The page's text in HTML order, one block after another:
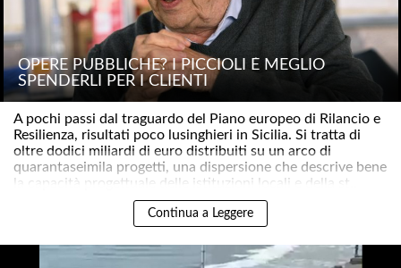
OPERE PUBBLICHE? I PICCIOLI È MEGLIO
SPENDERLI PER I CLIENTI
A pochi passi dal traguardo del Piano europeo di Rilancio e
Resilienza, risultati poco lusinghieri in Sicilia. Si tratta di
oltre dodici miliardi di euro distribuiti su un arco di
quarantaseimila progetti, una dispersione che descrive bene
la capacità progettuale delle istituzioni locali e della st..
Continua a Leggere